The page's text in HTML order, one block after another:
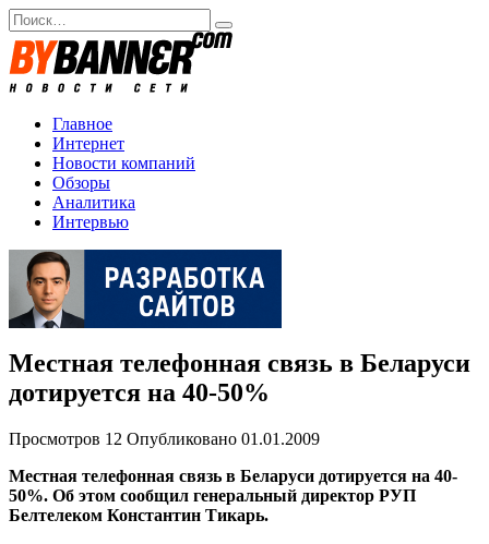
Перейти
к
содержанию
Search
for:
Главное
Интернет
Новости компаний
Обзоры
Аналитика
Интервью
Местная телефонная связь в Беларуси
дотируется на 40-50%
Просмотров 12 Опубликовано 01.01.2009
Местная телефонная связь в Беларуси дотируется на 40-
50%. Об этом сообщил генеральный директор РУП
Белтелеком Константин Тикарь.